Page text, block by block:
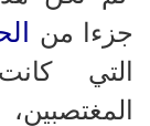
جزءا من
التي